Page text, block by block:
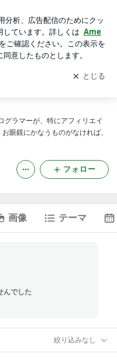
通知
を受け取りまし
開く
グラマーが、特にアフィリエイ
眼鏡にかなうものがなければ、
フォロー
画像 テーマ
んでした
絞り込みなし